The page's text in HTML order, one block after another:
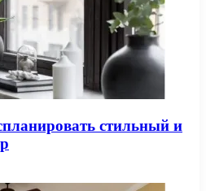
стильный и